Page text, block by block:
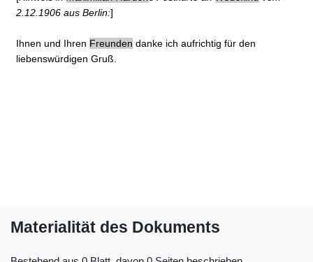
2.12.1906 aus Berlin:]
Ihnen und Ihren Freunden danke ich aufrichtig für den
liebenswürdigen Gruß.
Materialität des Dokuments